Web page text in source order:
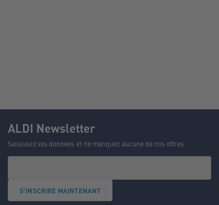
ALDI Newsletter
Saisissez vos données et ne manquez aucune de nos offres.
S'INSCRIRE MAINTENANT